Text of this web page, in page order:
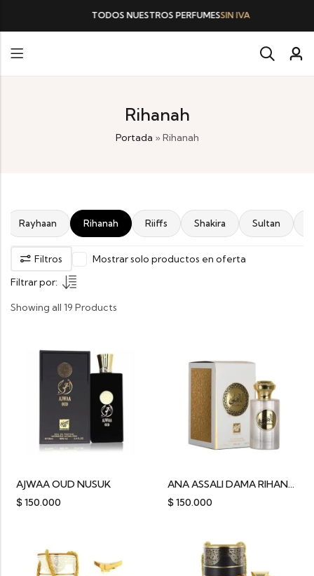
TODOS NUESTROS PERFUMESSIN IVA
Rihanah
Portada » Rihanah
Rayhaan Rihanah Riiffs Shakira Sultan
Filtros
Mostrar solo productos en oferta
Filtrar por:
Showing all 19 Products
AJWAA OUD NUSUK
$150.000
ANA ASSALI DAMA RIHANAH
$150.000